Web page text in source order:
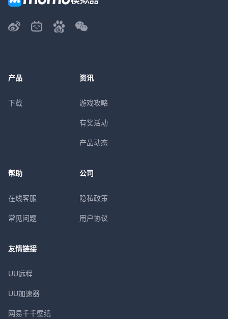
产品
下载
资讯
游戏攻略
有奖活动
产品动态
帮助
在线客服
常见问题
公司
隐私政策
用户协议
友情链接
UU远程
UU加速器
网易千千壁纸